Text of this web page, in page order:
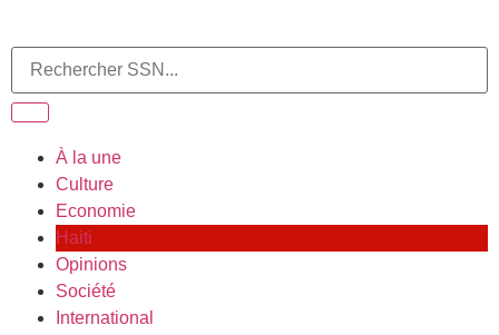
À la une
Culture
Economie
Haiti
Opinions
Société
International